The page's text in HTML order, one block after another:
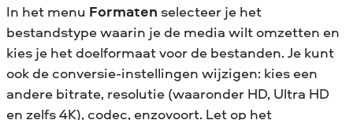
In het menu Formaten selecteer je het
bestandstype waarin je de media wilt omzetten en
kies je het doelformaat voor de bestanden. Je kunt
ook de conversie-instellingen wijzigen: kies een
andere bitrate, resolutie (waaronder HD, Ultra HD
en zelfs 4K), codec, enzovoort. Let op het